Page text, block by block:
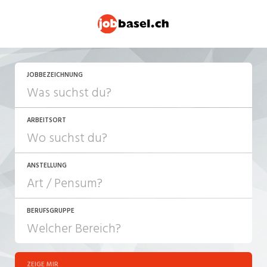
JOBBEZEICHNUNG
ARBEITSORT
ANSTELLUNG
JOB-TYP
Festanstellung
BERUFSGRUPPE
ZEIGE MIR